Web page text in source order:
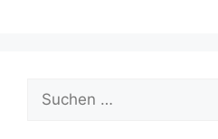
nach: